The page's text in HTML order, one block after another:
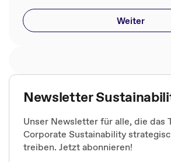
Weiter
Newsletter
Unser Newsletter für alle, die das
Corporate Sustainability
treiben. Jetzt abonnieren!